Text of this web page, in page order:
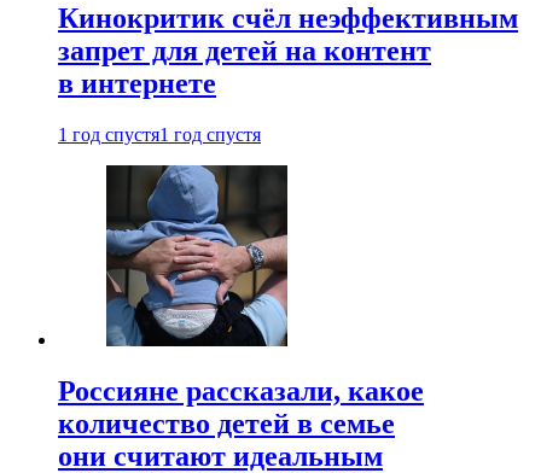
Кинокритик счёл неэффективным
запрет для детей на контент
в интернете
1 год спустя1 год спустя
Россияне рассказали, какое
количество детей в семье
они считают идеальным